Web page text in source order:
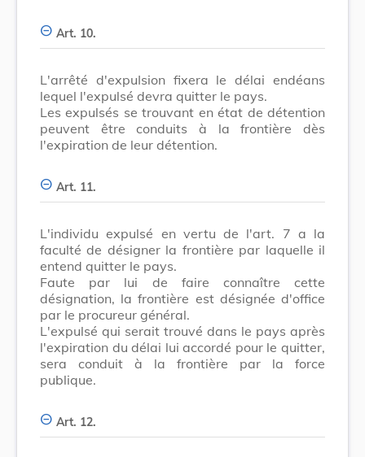
Art. 10.
L'arrêté d'expuIsion fixera le délai endéans
lequel l'expulsé devra quitter le pays.
Les expulsés se trouvant en état de détention
peuvent être conduits à la frontière dès
l'expiration de leur détention.
Art. 11.
L'individu expulsé en vertu de l'art. 7 a la
faculté de désigner la frontière par laquelle il
entend quitter le pays.
Faute par lui de faire connaître cette
désignation, la frontière est désignée d'office
par le procureur général.
L'expulsé qui serait trouvé dans le pays après
l'expiration du délai lui accordé pour le quitter,
sera conduit à la frontière par la force
publique.
Art. 12.